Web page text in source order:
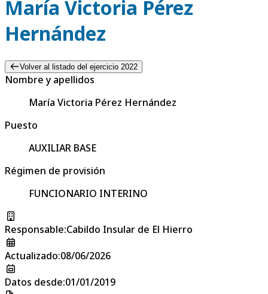
María Victoria Pérez
Hernández
Volver al listado del ejercicio 2022
Nombre y apellidos
María Victoria Pérez Hernández
Puesto
AUXILIAR BASE
Régimen de provisión
FUNCIONARIO INTERINO
Responsable:Cabildo Insular de El Hierro
Actualizado:08/06/2026
Datos desde:01/01/2019